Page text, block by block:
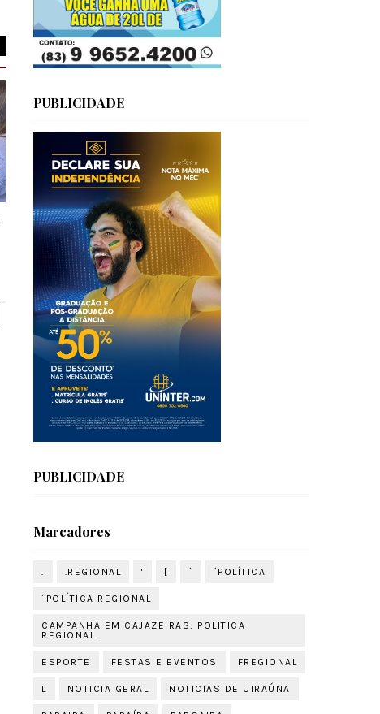
PUBLICIDADE
PUBLICIDADE
Marcadores
. .REGIONAL ' [ ´ ´POLÍTICA
´POLÍTICA REGIONAL
CAMPANHA EM CAJAZEIRAS: POLITICA
REGIONAL
ESPORTE FESTAS E EVENTOS FREGIONAL
L NOTICIA GERAL NOTICIAS DE UIRAÚNA